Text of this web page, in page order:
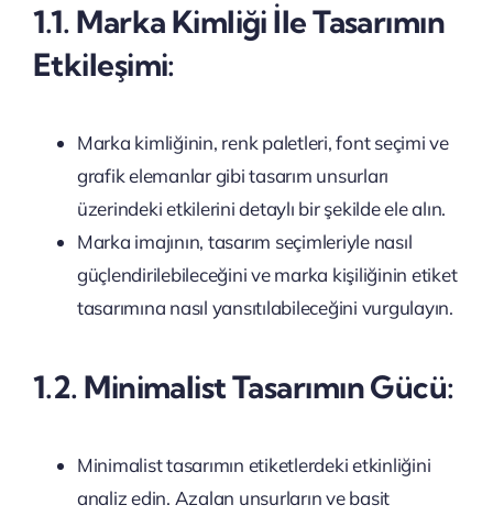
1.1. Marka Kimliği İle Tasarımın
Etkileşimi:
Marka kimliğinin, renk paletleri, font seçimi ve
grafik elemanlar gibi tasarım unsurları
üzerindeki etkilerini detaylı bir şekilde ele alın.
Marka imajının, tasarım seçimleriyle nasıl
güçlendirilebileceğini ve marka kişiliğinin etiket
tasarımına nasıl yansıtılabileceğini vurgulayın.
1.2. Minimalist Tasarımın Gücü:
Minimalist tasarımın etiketlerdeki etkinliğini
analiz edin. Azalan unsurların ve basit